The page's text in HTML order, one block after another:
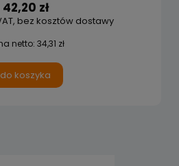
42,20 zł
bez kosztów dostawy
netto: 34,31 zł
do koszyka